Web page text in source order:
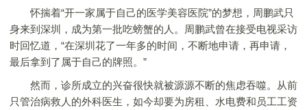
怀揣着“开一家属于自己的医学美容医院”的梦想，周鹏武只
身来到深圳，成为第一批吃螃蟹的人。周鹏武曾在接受电视采访
时回忆道，“在深圳花了一年多的时间，不断地申请，再申请，
最后拿到了属于自己的牌照。”
然而，诊所成立的兴奋很快就被源源不断的焦虑吞噬。从前
只管治病救人的外科医生，如今却要为房租、水电费和员工工资